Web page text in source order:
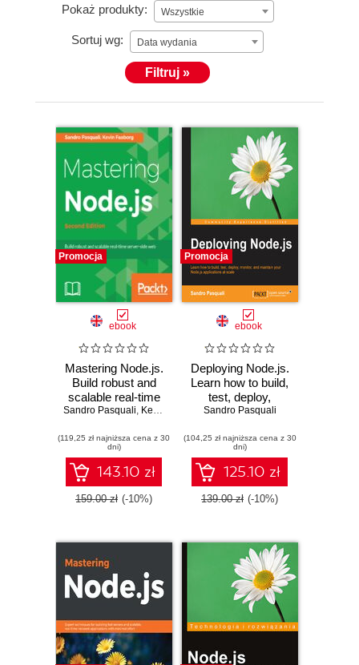
Pokaż produkty: Wszystkie
Sortuj wg: Data wydania
Filtruj »
Promocja
ebook
Mastering Node.js.
Build robust and
scalable real-time
server-side web
efficiently - Second
Edition
Sandro Pasquali, Kevin Faaborg
(119,25 zł najniższa cena z 30
dni)
143.10 zł
159.00 zł (-10%)
Promocja
ebook
Deploying Node.js.
Learn how to build,
test, deploy,
monitor, and
Node.js
applications at
scale
Sandro Pasquali
(104,25 zł najniższa cena z 30
dni)
125.10 zł
139.00 zł (-10%)